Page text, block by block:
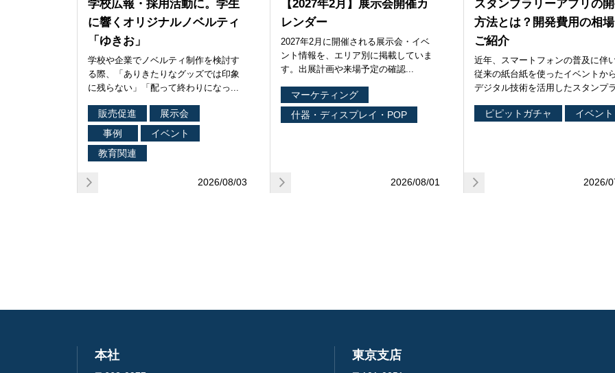
学校広報・採用活動に。学生
に響くオリジナルノベルティ
「ゆきお」
学校や企業でノベルティ制作を検討す
る際、「ありきたりなグッズでは印象
に残らない」「配って終わりになっ...
販売促進
展示会
事例
イベント
教育関連
2026/08/03
【2027年2月】展示会開催カ
レンダー
2027年2月に開催される展示会・イベ
ント情報を、エリア別に掲載していま
す。出展計画や来場予定の確認...
マーケティング
什器・ディスプレイ・POP
2026/08/01
スタンプラリーアプリの
方法とは？開発費用の相
ご紹介
近年、スマートフォンの普及に伴
従来の紙台紙を使ったイベントか
デジタル技術を活用したスタンプ
ピピットガチャ イベント
2026/
本社 東京支店